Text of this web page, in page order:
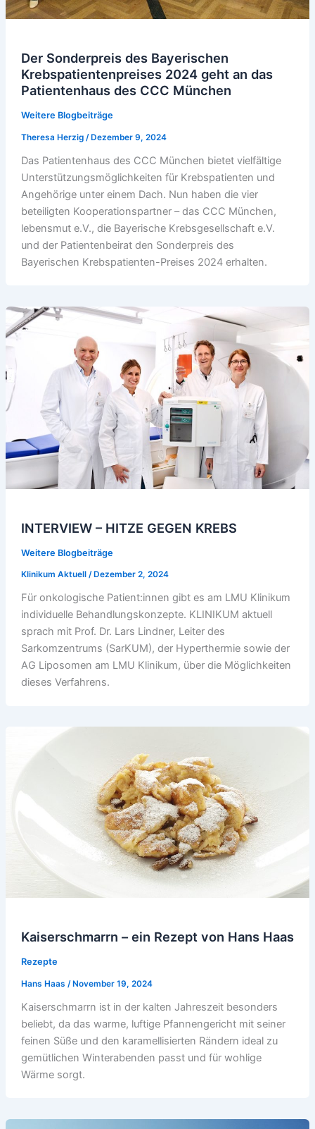
Der Sonderpreis des Bayerischen
Krebspatientenpreises 2024 geht an das
Patientenhaus des CCC München
Weitere Blogbeiträge
Theresa Herzig /Dezember 9, 2024
Das Patientenhaus des CCC München bietet vielfältige
Unterstützungsmöglichkeiten für Krebspatienten und
Angehörige unter einem Dach. Nun haben die vier
beteiligten Kooperationspartner – das CCC München,
lebensmut e.V., die Bayerische Krebsgesellschaft e.V.
und der Patientenbeirat den Sonderpreis des
Bayerischen Krebspatienten-Preises 2024 erhalten.
INTERVIEW – HITZE GEGEN KREBS
Weitere Blogbeiträge
Klinikum Aktuell / Dezember 2, 2024
Für onkologische Patient:innen gibt es am LMU Klinikum
individuelle Behandlungskonzepte. KLINIKUM aktuell
sprach mit Prof. Dr. Lars Lindner, Leiter des
Sarkomzentrums (SarKUM), der Hyperthermie sowie der
AG Liposomen am LMU Klinikum, über die Möglichkeiten
dieses Verfahrens.
Kaiserschmarrn – ein Rezept von Hans Haas
Rezepte
Hans Haas /November 19, 2024
Kaiserschmarrn ist in der kalten Jahreszeit besonders
beliebt, da das warme, luftige Pfannengericht mit seiner
feinen Süße und den karamellisierten Rändern ideal zu
gemütlichen Winterabenden passt und für wohlige
Wärme sorgt.